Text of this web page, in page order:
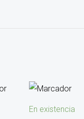
En existencia